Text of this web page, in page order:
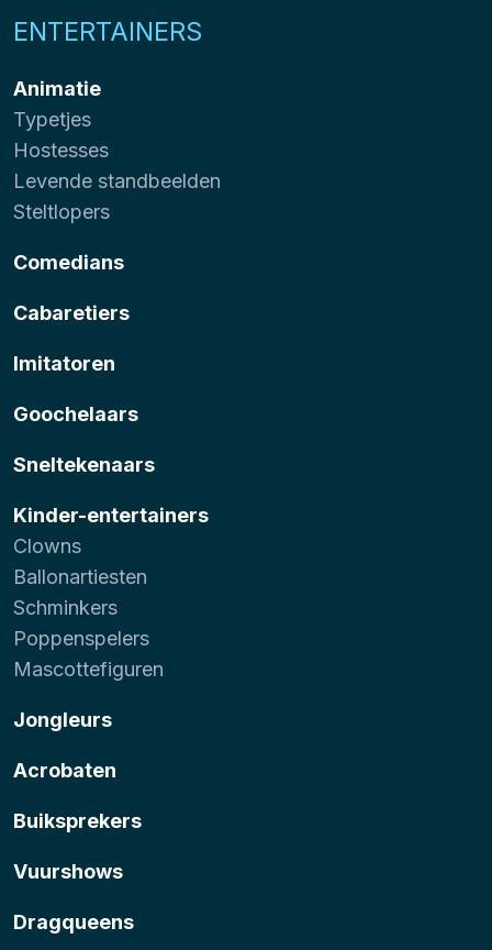
ENTERTAINERS
Animatie
Typetjes
Hostesses
Levende standbeelden
Steltlopers
Comedians
Cabaretiers
Imitatoren
Goochelaars
Sneltekenaars
Kinder-entertainers
Clowns
Ballonartiesten
Schminkers
Poppenspelers
Mascottefiguren
Jongleurs
Acrobaten
Buiksprekers
Vuurshows
Dragqueens